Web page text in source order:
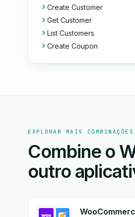
Create Customer
Get Customer
List Customers
Create Coupon
EXPLORAR MAIS COMBINAÇÕES
Combine o
outro